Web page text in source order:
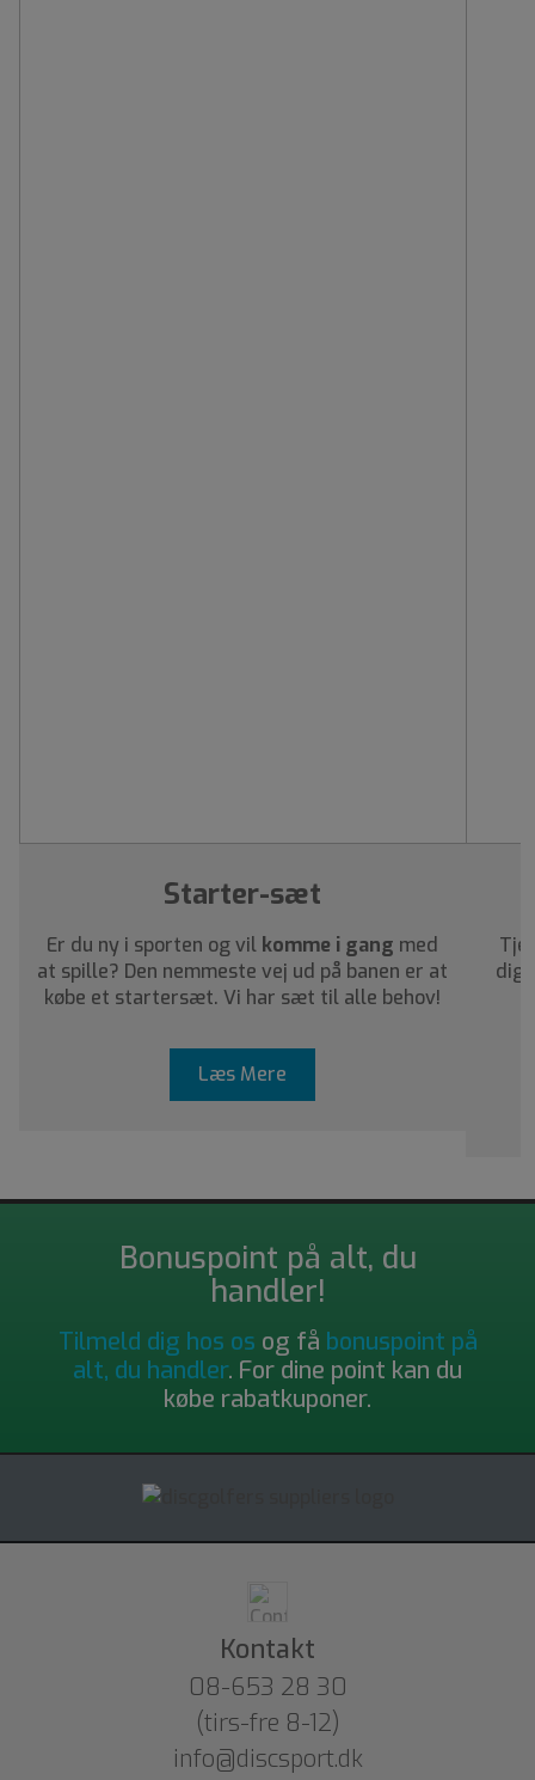
Starter-sæt
Er du ny i sporten og vil komme i gang med
at spille? Den nemmeste vej ud på banen er at
købe et startersæt. Vi har sæt til alle behov!
Læs Mere
dig
Bonuspoint på alt, du
handler!
Tilmeld dig hos os og få bonuspoint på
alt, du handler. For dine point kan du
købe rabatkuponer.
Kontakt
08-653 28 30
(tirs-fre 8-12)
info@discsport.dk